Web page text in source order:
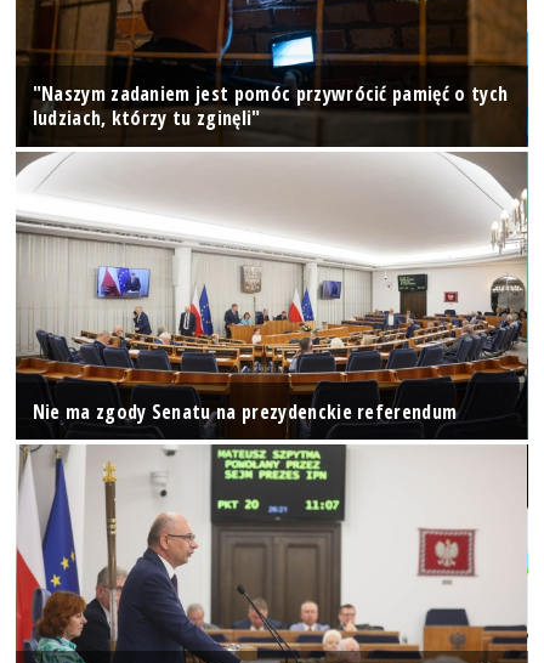
"Naszym zadaniem jest pomóc przywrócić pamięć o tych
ludziach, którzy tu zginęli"
Nie ma zgody Senatu na prezydenckie referendum